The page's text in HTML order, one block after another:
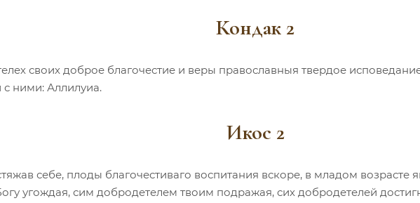
Кондак 2
своих доброе благочестие и веры православныя твердое
с ними: Аллилуиа.
Икос 2
себе, плоды благочестиваго воспитания вскоре, в младом возрасте
угождая, сим добродетелем твоим подражая, сих добродетелей